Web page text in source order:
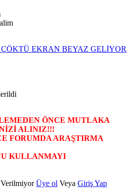
EKRAN BEYAZ GELİYOR
ÖNCE MUTLAKA
ALINIZ!!!
FORUMDA ARAŞTIRMA
KULLANMAYI
Üye ol Veya Giriş Yap